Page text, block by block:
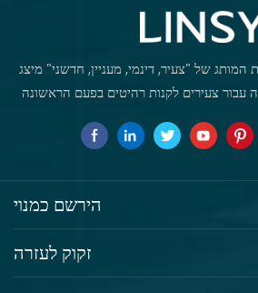
של "צעיר, דינמי, מעניין, חדשני" מיצג
עבור צעירים לקנות רהיטים בפעם הראשונה
הירשם כמנוי
זקוק לעזרה